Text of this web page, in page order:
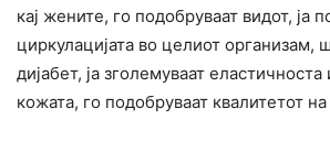
кај жените, го подобруваат видот, ја
циркулацијата во целиот организам,
дијабет, ја зголемуваат
кожата, го подобруваат квалитетот